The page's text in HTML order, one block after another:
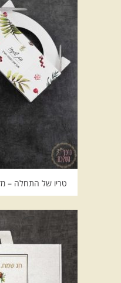
טריו של התחלה –